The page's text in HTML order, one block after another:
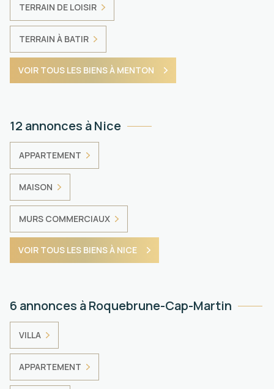
TERRAIN DE LOISIR
TERRAIN À BATIR
VOIR TOUS LES BIENS À MENTON
12 annonces à Nice
APPARTEMENT
MAISON
MURS COMMERCIAUX
VOIR TOUS LES BIENS À NICE
6 annonces à Roquebrune-Cap-Martin
VILLA
APPARTEMENT